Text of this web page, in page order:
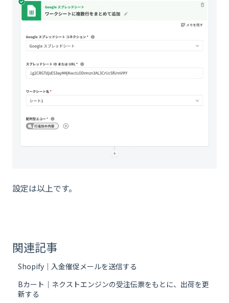
設定は以上です。
関連記事
Shopify｜入金催促メールを送信する
Bカート｜ネクストエンジンの受注伝票をもとに、出荷を更
新する